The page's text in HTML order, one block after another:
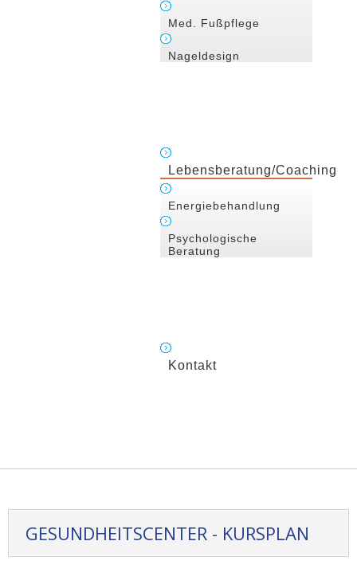
Med. Fußpflege
Nageldesign
Lebensberatung/Coaching
Energiebehandlung
Psychologische
Beratung
Kontakt
GESUNDHEITSCENTER - KURSPLAN